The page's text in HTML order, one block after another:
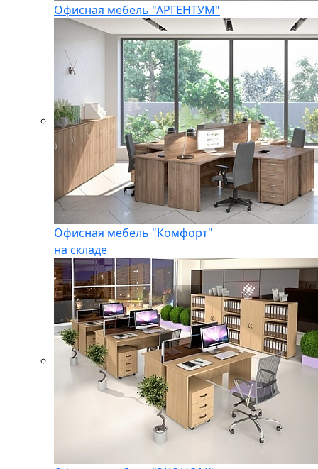
Офисная мебель "АРГЕНТУМ"
Офисная мебель "Комфорт"
на складе